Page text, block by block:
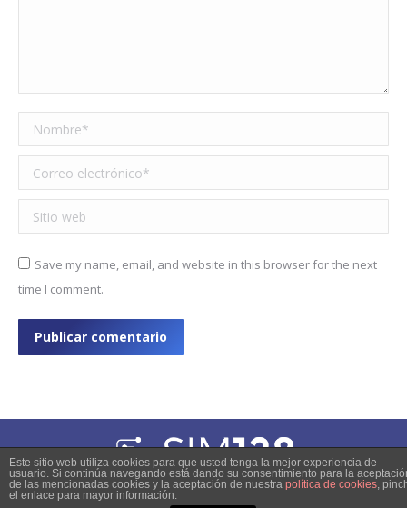
Nombre *
Correo electrónico *
Sitio web
Save my name, email, and website in this browser for the next
time I comment.
Publicar comentario
© 2023 Copyright
Este sitio web utiliza cookies para que usted tenga la mejor experiencia de
usuario. Si continúa navegando está dando su consentimiento para la
de las mencionadas cookies y la aceptación de nuestra política de cookies,
el enlace para mayor información.